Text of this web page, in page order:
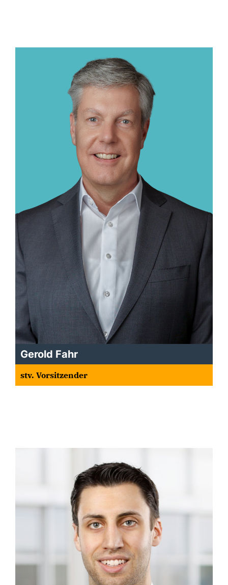
Gerold Fahr
stv. Vorsitzender